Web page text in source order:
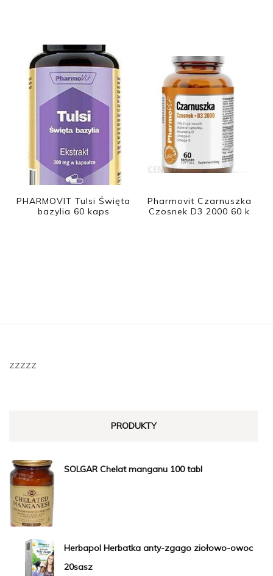
PHARMOVIT Tulsi Święta
bazylia 60 kaps
Pharmovit Czarnuszka
Czosnek D3 2000 60 k
zzzzz
PRODUKTY
SOLGAR Chelat manganu 100 tabl
Herbapol Herbatka anty-zgago ziołowo-owoc
20sasz